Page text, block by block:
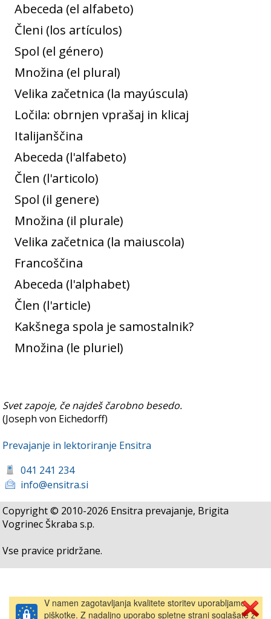
Abeceda (el alfabeto)
Členi (los artículos)
Spol (el género)
Množina (el plural)
Velika začetnica (la mayúscula)
Ločila: obrnjen vprašaj in klicaj
Italijanščina
Abeceda (l'alfabeto)
Člen (l'articolo)
Spol (il genere)
Množina (il plurale)
Velika začetnica (la maiuscola)
Francoščina
Abeceda (l'alphabet)
Člen (l'article)
Kakšnega spola je samostalnik?
Množina (le pluriel)
Svet zapoje, če najdeš čarobno besedo.
(Joseph von Eichedorff)
Prevajanje in lektoriranje Ensitra
041 241 234
info@ensitra.si
Copyright © 2010-2026 Ensitra prevajanje, Brigita
Vogrinec Škraba s.p.
Vse pravice pridržane.
V namen zagotavljanja kvalitete storitev uporabljamo
piškotke. Z nadaljno uporabo spletne strani soglašate z